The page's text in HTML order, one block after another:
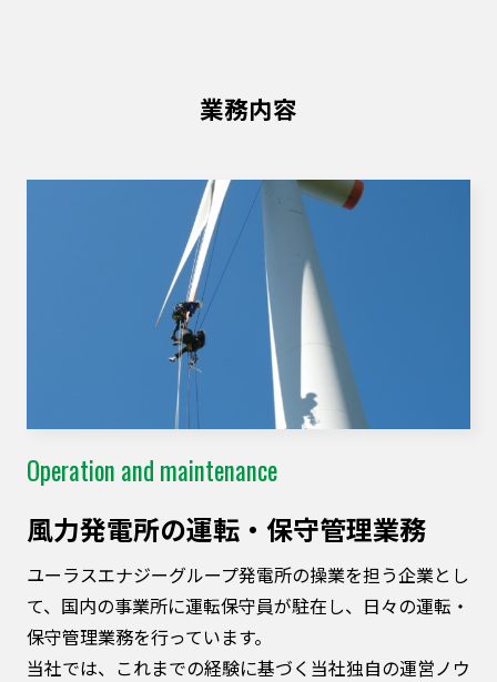
業務内容
Operation and maintenance
⾵⼒発電所の運転・保守管理業務
ユーラスエナジーグループ発電所の操業を担う企業とし
て、国内の事業所に運転保守員が駐在し、⽇々の運転・
保守管理業務を⾏っています。
当社では、これまでの経験に基づく当社独自の運営ノウ